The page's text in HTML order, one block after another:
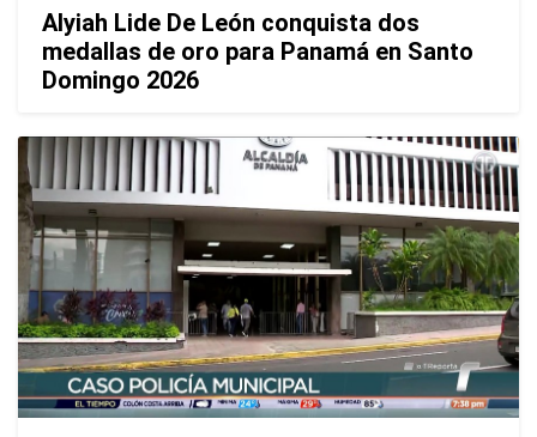
Alyiah Lide De León conquista dos
medallas de oro para Panamá en Santo
Domingo 2026